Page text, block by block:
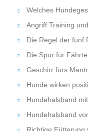
Welches
Angriff Training
Die Regel der fünf
Die Spur für
Geschirr fürs
Hunde wirken
Hundehalsband
Hundehalsband